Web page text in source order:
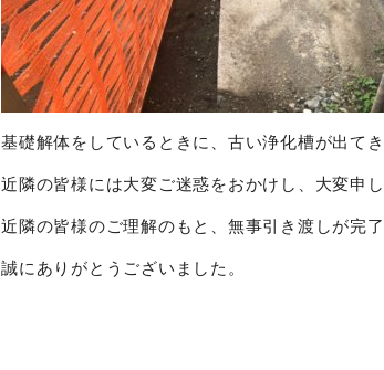
基礎解体をしているときに、古い浄化槽が出て
近隣の皆様には大変ご迷惑をおかけし、大変申
近隣の皆様のご理解のもと、無事引き渡しが完了
誠にありがとうございました。